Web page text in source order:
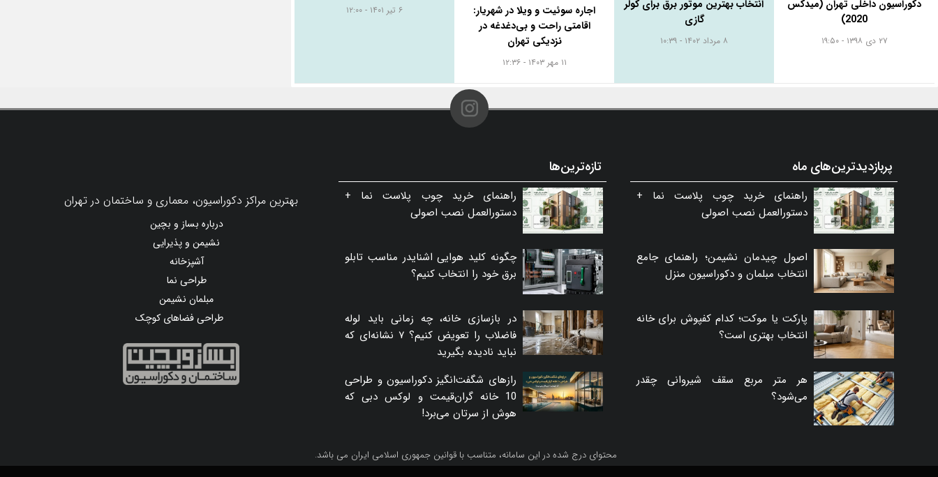
دکوراسیون داخلی تهران (میدکس
2020)
۲۷ دی ۱۳۹۸ - ۱۹:۵۰
انتخاب بهترین موتور برق برای کولر
گازی
۸ مرداد ۱۴۰۲ - ۱۰:۳۹
اجاره سوئیت و ویلا در شهریار:
اقامتی راحت و بی‌دغدغه در
نزدیکی تهران
۱۱ مهر ۱۴۰۳ - ۱۲:۳۶
۶ تیر ۱۴۰۱ - ۱۲:۰۰
پربازدیدترین‌های ماه
راهنمای خرید چوب پلاست نما +
دستورالعمل نصب اصولی
اصول چیدمان نشیمن؛ راهنمای جامع
انتخاب مبلمان و دکوراسیون منزل
پارکت یا موکت؛ کدام کفپوش برای خانه
انتخاب بهتری است؟
هر متر مربع سقف شیروانی چقدر
می‌شود؟
تازه‌ترین‌ها
راهنمای خرید چوب پلاست نما +
دستورالعمل نصب اصولی
چگونه کلید هوایی اشنایدر مناسب تابلو
برق خود را انتخاب کنیم؟
در بازسازی خانه، چه زمانی باید لوله
فاضلاب را تعویض کنیم؟ ۷ نشانه‌ای که
نباید نادیده بگیرید
رازهای شگفت‌انگیز دکوراسیون و طراحی
10 خانه گران‌قیمت و لوکس دبی که
هوش از سرتان می‌برد!
بهترین مراکز دکوراسیون، معماری و ساختمان در تهران
درباره بساز و بچین
نشیمن و پذیرایی
آشپزخانه
طراحی نما
مبلمان نشیمن
طراحی فضاهای کوچک
محتوای درج شده در این سامانه، متناسب با قوانین جمهوری اسلامی ایران می باشد.